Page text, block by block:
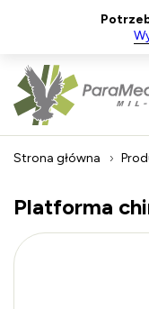
Strona główna
Platforma